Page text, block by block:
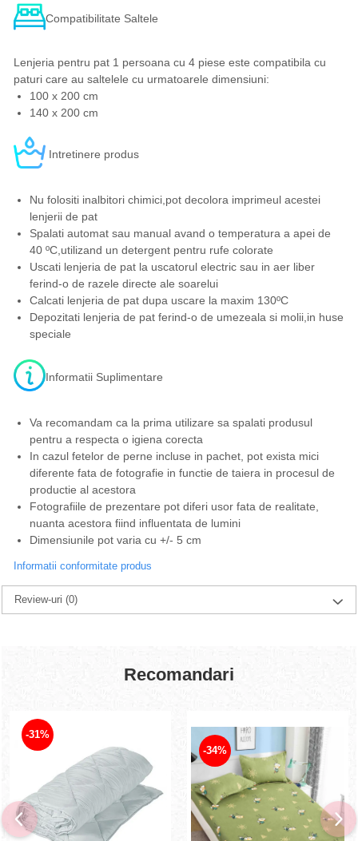
Compatibilitate Saltele
Lenjeria pentru pat 1 persoana cu 4 piese este compatibila cu
paturi care au saltelele cu urmatoarele dimensiuni:
100 x 200 cm
140 x 200 cm
Intretinere produs
Nu folositi inalbitori chimici,pot decolora imprimeul acestei
lenjerii de pat
Spalati automat sau manual avand o temperatura a apei de
40 ºC,utilizand un detergent pentru rufe colorate
Uscati lenjeria de pat la uscatorul electric sau in aer liber
ferind-o de razele directe ale soarelui
Calcati lenjeria de pat dupa uscare la maxim 130ºC
Depozitati lenjeria de pat ferind-o de umezeala si molii,in huse
speciale
Informatii Suplimentare
Va recomandam ca la prima utilizare sa spalati produsul
pentru a respecta o igiena corecta
In cazul fetelor de perne incluse in pachet, pot exista mici
diferente fata de fotografie in functie de taiera in procesul de
productie al acestora
Fotografiile de prezentare pot diferi usor fata de realitate,
nuanta acestora fiind influentata de lumini
Dimensiunile pot varia cu +/- 5 cm
Informatii conformitate produs
Review-uri(0)
Recomandari
-31%
-34%